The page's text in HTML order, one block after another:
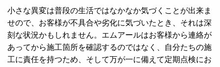
小さな異変は普段の生活ではなかなか気づくことが出来ま
せので、お客様が不具合や劣化に気づいたとき、それは深
刻な状況かもしれません。エムアールはお客様から連絡が
あってから施工箇所を確認するのではなく、自分たちの施
工に責任を持つため、そして万が一に備えて定期点検にお